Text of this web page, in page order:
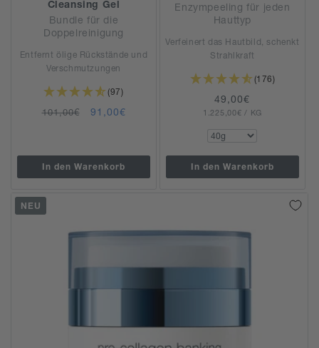
Cleansing Gel
Bundle für die
Doppelreinigung
Entfernt ölige Rückstände und
Verschmutzungen
(97)
Normaler
101,00€ Verkaufspreis
91,00€
In den Warenkorb
Enzympeeling für jeden
Hauttyp
Verfeinert das Hautbild, schenkt
Strahlkraft
(176)
Normaler
Preis
49,00€
GRUNDPREIS
1.225,00€ / PRO
KG
In den Warenkorb
NEU